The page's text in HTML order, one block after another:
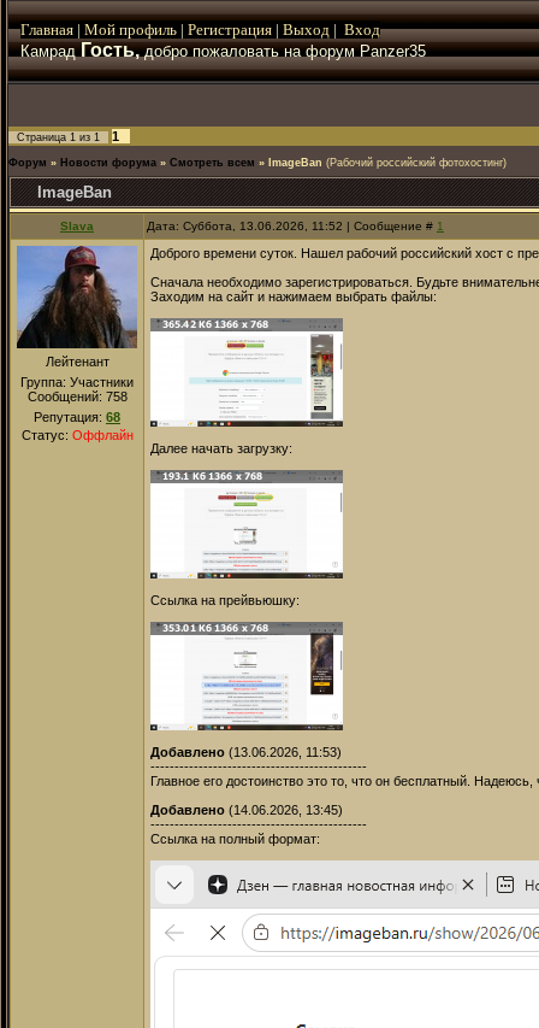
Главная | Мой профиль | Регистрация | Выход | Вход
КамрадГость,добро пожаловать на форум Panzer35
Страница 1 из 1 1
Форум » Новости форума » Смотреть всем » ImageBan (Рабочий российский фотохостинг)
ImageBan
Slava Дата: Суббота, 13.06.2026, 11:52 | Сообщение # 1
Лейтенант
Группа: Участники
Сообщений: 758
Репутация: 68
Статус: Оффлайн
Доброго времени суток. Нашел рабочий российский хост с
Сначала необходимо зарегистрироваться. Будьте
Заходим на сайт и нажимаем выбрать файлы:
Далее начать загрузку:
Ссылка на прейвьюшку:
Добавлено (13.06.2026, 11:53)
---------------------------------------------
Главное его достоинство это то, что он бесплатный.
Добавлено (14.06.2026, 13:45)
---------------------------------------------
Ссылка на полный формат: